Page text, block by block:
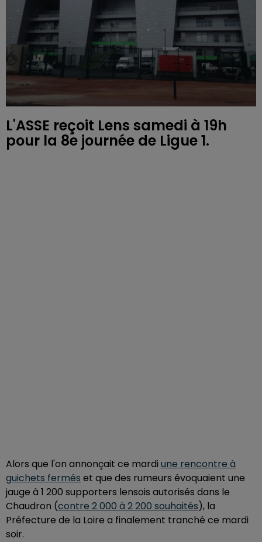
L'ASSE reçoit Lens samedi à 19h
pour la 8e journée de Ligue 1.
Alors que l'on annonçait ce mardi une rencontre à
guichets fermés et que des rumeurs évoquaient une
jauge à 1 200 supporters lensois autorisés dans le
Chaudron (contre 2 000 à 2 200 souhaités), la
Préfecture de la Loire a finalement tranché ce mardi
soir.